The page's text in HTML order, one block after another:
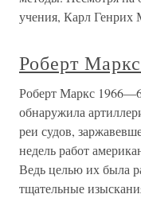
учения, Карл Генрих
Роберт
Роберт Маркс
обнаружила
реи судов,
недель работ
Ведь целью их была
тщательные